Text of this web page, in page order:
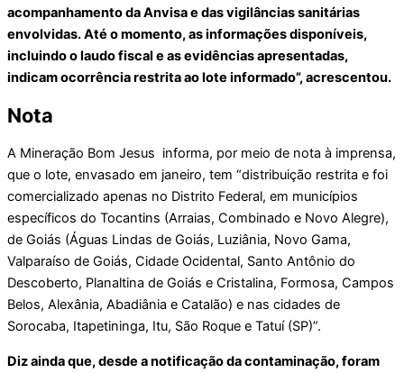
acompanhamento da Anvisa e das vigilâncias sanitárias
envolvidas. Até o momento, as informações disponíveis,
incluindo o laudo fiscal e as evidências apresentadas,
indicam ocorrência restrita ao lote informado”, acrescentou.
Nota
A Mineração Bom Jesus informa, por meio de nota à imprensa,
que o lote, envasado em janeiro, tem “distribuição restrita e foi
comercializado apenas no Distrito Federal, em municípios
específicos do Tocantins (Arraias, Combinado e Novo Alegre),
de Goiás (Águas Lindas de Goiás, Luziânia, Novo Gama,
Valparaíso de Goiás, Cidade Ocidental, Santo Antônio do
Descoberto, Planaltina de Goiás e Cristalina, Formosa, Campos
Belos, Alexânia, Abadiânia e Catalão) e nas cidades de
Sorocaba, Itapetininga, Itu, São Roque e Tatuí (SP)”.
Diz ainda que, desde a notificação da contaminação, foram